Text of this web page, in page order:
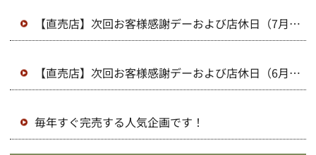
【直売店】次回お客様感謝デーおよび店休日（7月）
のお知らせ
【直売店】次回お客様感謝デーおよび店休日（6月）
のお知らせ
毎年すぐ完売する人気企画です！